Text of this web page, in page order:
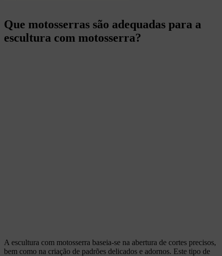
Que motosserras são adequadas para a
escultura com motosserra?
A escultura com motosserra baseia-se na abertura de cortes precisos,
bem como na criação de padrões delicados e adornos. Este tipo de